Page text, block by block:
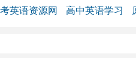
英语资源网 高中英语学习